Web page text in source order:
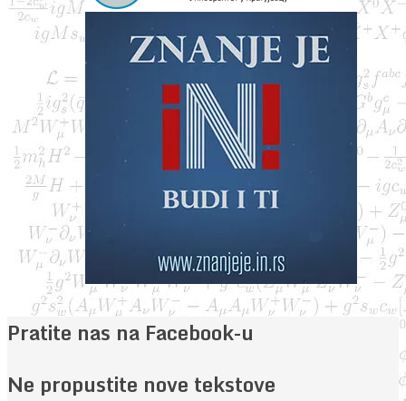
Pratite nas na Facebook-u
Ne propustite nove tekstove